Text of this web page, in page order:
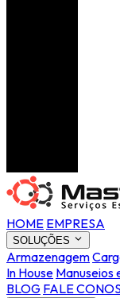
HOME EMPRESA
SOLUÇÕES
Armazenagem
In House Manuseios
BLOG FALE